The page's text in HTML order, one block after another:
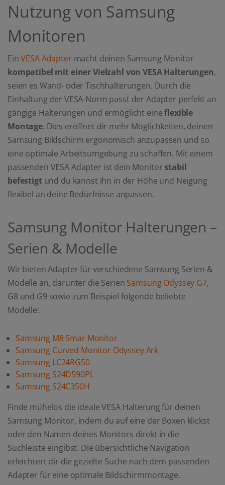
Nutzung von Samsung
Monitoren
EinVESA Adaptermacht deinen Samsung Monitor
kompatibel mit einer Vielzahl von VESA Halterungen,
seien es Wand- oder Tischhalterungen. Durch die
Einhaltung der VESA-Norm passt der Adapter perfekt an
gängige Halterungen und ermöglicht eineflexible
Montage. Dies eröffnet dir mehr Möglichkeiten, deinen
Samsung Bildschirm ergonomisch anzupassen und so
eine optimale Arbeitsumgebung zu schaffen. Mit einem
passenden VESA Adapter ist dein Monitor stabil
befestigtund du kannst ihn in der Höhe und Neigung
flexibel an deine Bedürfnisse anpassen.
Samsung Monitor Halterungen –
Serien & Modelle
Wir bieten Adapter für verschiedene Samsung Serien &
Modelle an, darunter die Serien Samsung Odyssey G7,
G8 und G9 sowie zum Beispiel folgende beliebte
Modelle:
Samsung M8 Smar Monitor
Samsung Curved Monitor Odyssey Ark
Samsung LC24RG50
Samsung S24D590PL
Samsung S24C350H
Finde mühelos die ideale VESA Halterung für deinen
Samsung Monitor, indem du auf eine der Boxen klickst
oder den Namen deines Monitors direkt in die
Suchleiste eingibst. Die übersichtliche Navigation
erleichtert dir die gezielte Suche nach dem passenden
Adapter für eine optimale Bildschirmmontage.